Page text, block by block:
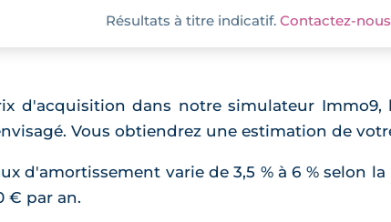
Résultats à titre indicatif. Contactez-nous
d'acquisition dans notre simulateur
Vous obtiendrez une estimation de
d'amortissement varie de 3,5 % à 6 % selon
€ par an.